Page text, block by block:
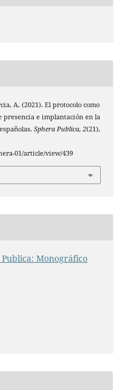
A. (2021). El protocolo como
e implantación en la
Sphera Publica, 2(21),
01/article/view/439
Monográfico